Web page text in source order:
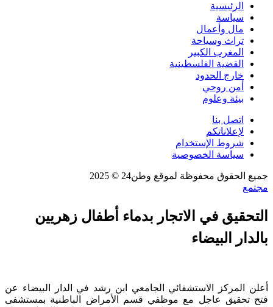
الرئيسية
سياسة
مال وأعمال
تراث وسياحة
المغرب الكبير
القضية الفلسطينية
خارج الحدود
أمن روحي
بيئة وعلوم
اتصل بنا
لإعلاناتكم
شروط الإستخدام
سياسة الخصوصية
جميع الحقوق محفوظة لموقع وطن24 © 2025
مجتمع
التحقيق في الاتجار بدماء أطفال زهريين
بالدار البيضاء
أعلن المركز الاستشفائي الجامعي ابن رشد في الدار البيضاء عن
فتح تحقيق عاجل مع موظفي قسم الأمراض الباطنية بمستشفى